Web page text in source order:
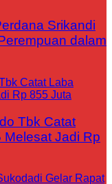
Srikandi
dalam
Tbk Catat
Melesat Jadi Rp